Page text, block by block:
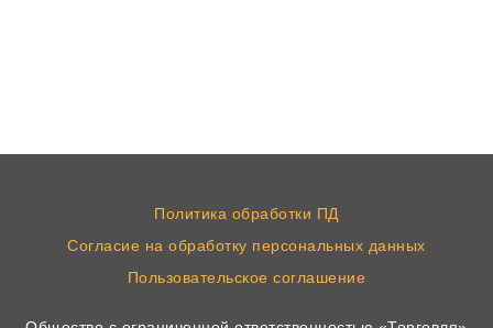
Политика обработки ПД
Согласие на обработку персональных данных
Пользовательское соглашение